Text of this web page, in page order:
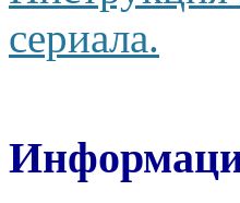
сериала.